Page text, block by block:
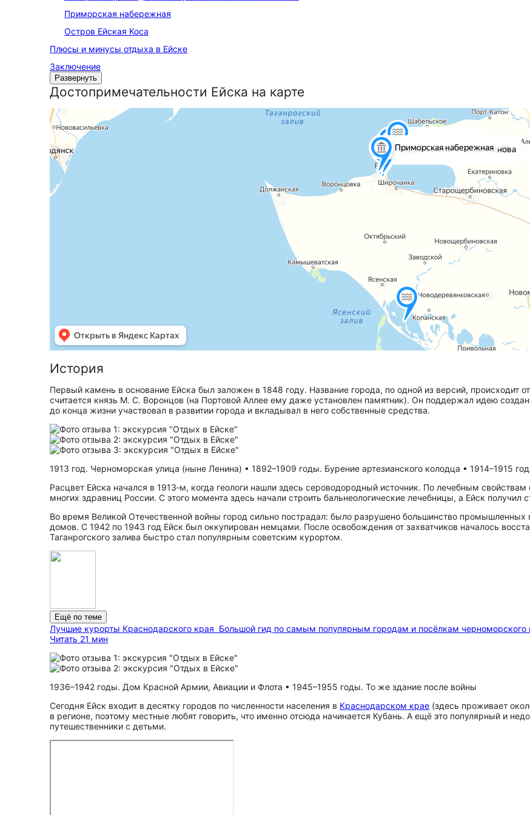
Приморская набережная
Остров Ейская Коса
Плюсы и минусы отдыха в Ейске
Заключение
Развернуть
До­сто­при­ме­ча­тель­но­сти Ейска на карте
История
Первый камень в основание Ейска был заложен в 1848 году. Название города, по одной из версий, происходит
считается князь М. С. Воронцов (на Портовой Аллее ему даже установлен памятник). Он поддержал идею
до конца жизни участвовал в развитии города и вкладывал в него собственные средства.
1913 год. Черноморская улица (ныне Ленина) • 1892–1909 годы. Бурение артезианского колодца • 1914–1915
Расцвет Ейска начался в 1913‑м, когда геологи нашли здесь сероводородный источник. По лечебным
многих здравниц России. С этого момента здесь начали строить бальнеологические лечебницы, а Ейск получил
Во время Великой Отечественной войны город сильно пострадал: было разрушено большинство промышленных
домов. С 1942 по 1943 год Ейск был оккупирован немцами. После освобождения от захватчиков началось
Таганрогского залива быстро стал популярным советским курортом.
Ещё по теме
Лучшие курорты Краснодарского края Большой гид по самым популярным городам и посёлкам черноморского
Читать 21 мин
1936–1942 годы. Дом Красной Армии, Авиации и Флота • 1945–1955 годы. То же здание после войны
Сегодня Ейск входит в десятку городов по численности населения в Краснодарском крае (здесь проживает
в регионе, поэтому местные любят говорить, что именно отсюда начинается Кубань. А ещё это популярный и
путешественники с детьми.